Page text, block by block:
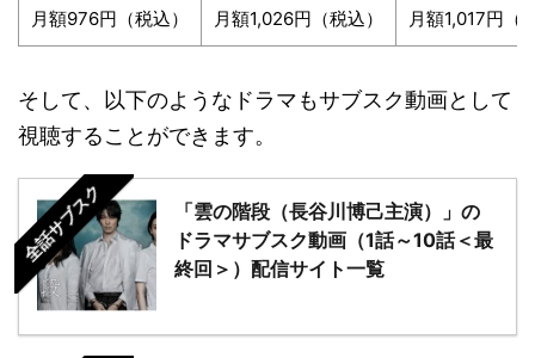
月額976円（税込） 月額1,026円（税込） 月額1,017円（
そして、以下のようなドラマもサブスク動画として
視聴することができます。
全話サブスク
「雲の階段（長谷川博己主演）」の
ドラマサブスク動画（1話～10話＜最
終回＞）配信サイト一覧